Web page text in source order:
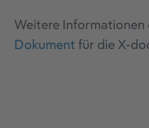
Weitere Informationen
Dokument für die X-